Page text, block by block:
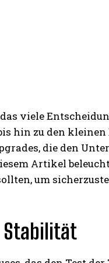
viele
hin zu den kleinen
die den
Artikel
um
Stabilität